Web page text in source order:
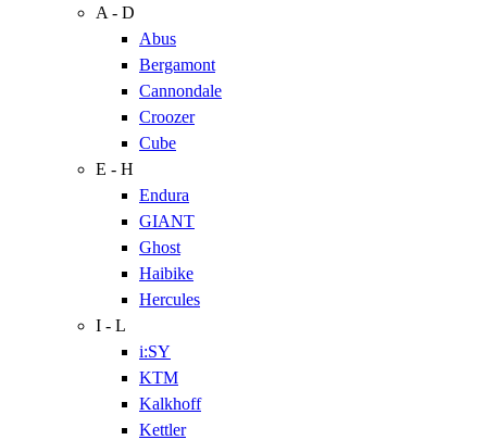
A - D
Abus
Bergamont
Cannondale
Croozer
Cube
E - H
Endura
GIANT
Ghost
Haibike
Hercules
I - L
i:SY
KTM
Kalkhoff
Kettler